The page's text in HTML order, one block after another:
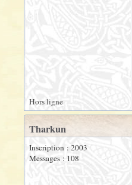
Hors ligne
Tharkun
Inscription : 2003
Messages : 108